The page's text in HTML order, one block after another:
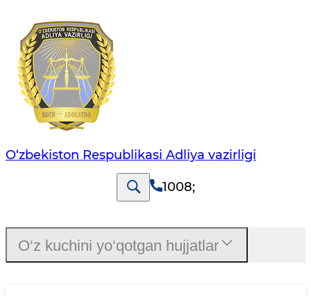
O‘zbekiston Respublikasi Adliya vazirligi
1008;
O‘z kuchini yo‘qotgan hujjatlar